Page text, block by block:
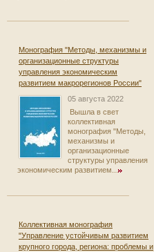
Монография "Методы, механизмы и
организационные структуры
управления экономическим
развитием макрорегионов России"
05 августа 2022
Вышла в свет
коллективная
монография "Методы,
механизмы и
организационные
структуры управления
экономическим развитием...
Коллективная монография
"Управление устойчивым развитием
крупного города, региона: проблемы и